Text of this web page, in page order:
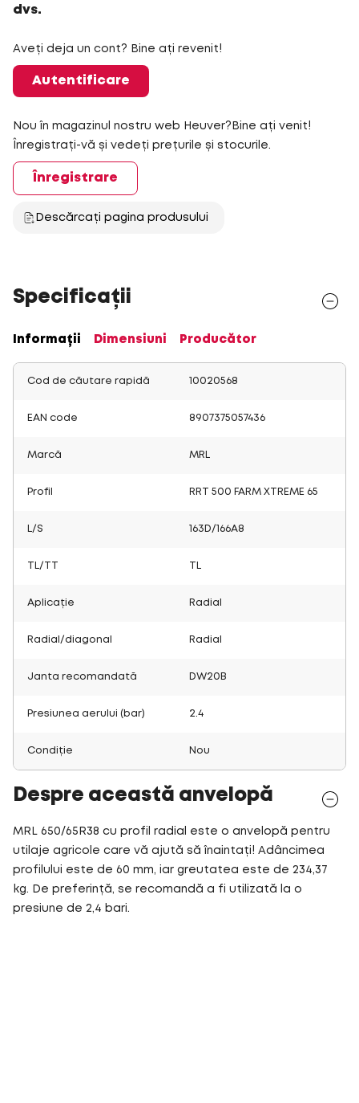
dvs.
Aveți deja un cont? Bine ați revenit!
Autentificare
Nou în magazinul nostru web Heuver?Bine ați venit!
Înregistrați-vă și vedeți prețurile și stocurile.
Înregistrare
Descărcați pagina produsului
Specificații
Informații Dimensiuni Producător
Cod de căutare rapidă 10020568
EAN code 8907375057436
Marcă MRL
Profil RRT 500 FARM XTREME 65
L/S 163D/166A8
TL/TT
Aplicație Radial
Radial/diagonal Radial
Janta recomandată DW20B
Presiunea aerului (bar) 2.4
Condiție Nou
Despre această anvelopă
MRL 650/65R38 cu profil radial este o anvelopă pentru
utilaje agricole care vă ajută să înaintați! Adâncimea
profilului este de 60 mm, iar greutatea este de 234,37
kg. De preferință, se recomandă a fi utilizată la o
presiune de 2,4 bari.